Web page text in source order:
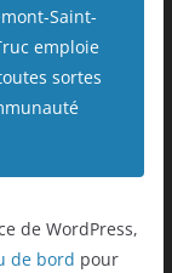
Saint-
emploie
sortes
de WordPress,
de bord pour